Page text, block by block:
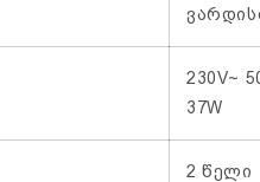
230V~
37W
2 წელი